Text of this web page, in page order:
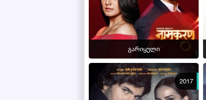
გარიყული
2017